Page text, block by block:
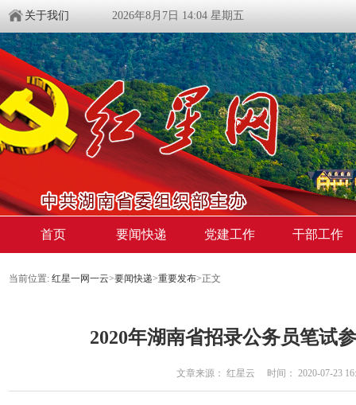
关于我们 2026年8月7日 14:04 星期五
首页 要闻快递 党建工作 干部工作
当前位置: 红星一网一云>要闻快递>重要发布>正文
2020年湖南省招录公务员笔试
文章来源： 红星云 时间： 2020-07-23